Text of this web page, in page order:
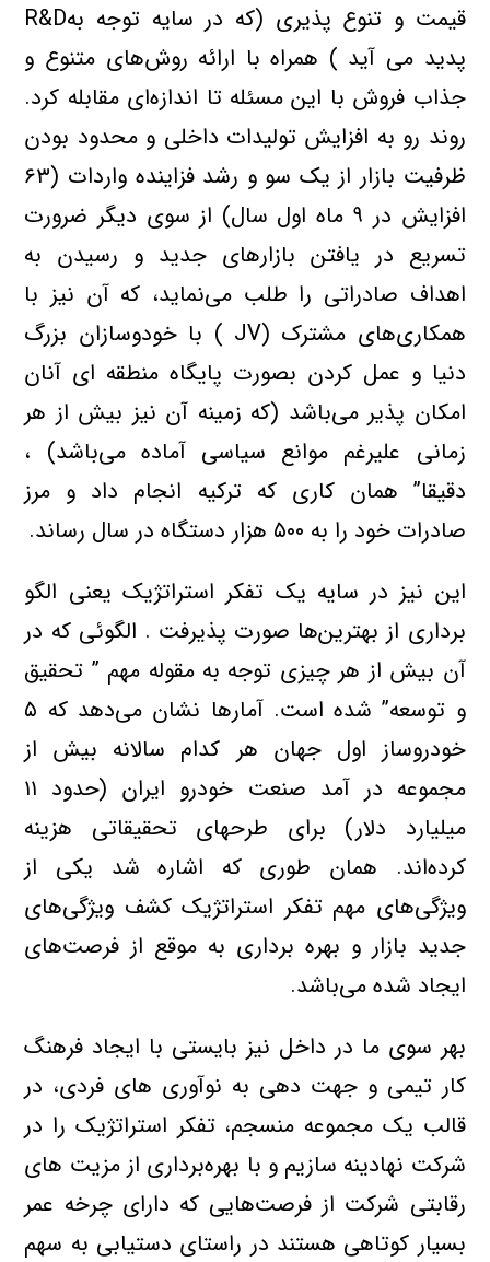
قیمت و تنوع پذیری (که در سایه توجه بهR&D
پدید می آید ) همراه با ارائه روش‌های متنوع و
جذاب فروش با این مسئله تا اندازه‌ای مقابله کرد.
روند رو به افزایش تولیدات داخلی و محدود بودن
ظرفیت بازار از یک سو و رشد فزاینده واردات (۶۳
افزایش در ۹ ماه اول سال) از سوی دیگر ضرورت
تسریع در یافتن بازارهای جدید و رسیدن به
اهداف صادراتی را طلب می‌نماید، که آن نیز با
همکاری‌های مشترک (JV ) با خودوسازان بزرگ
دنیا و عمل کردن بصورت پایگاه منطقه ای آنان
امکان پذیر می‌باشد (که زمینه آن نیز بیش از هر
زمانی علیرغم موانع سیاسی آماده می‌باشد) ،
دقیقا” همان کاری که ترکیه انجام داد و مرز
صادرات خود را به ۵۰۰ هزار دستگاه در سال رساند.
این نیز در سایه یک تفکر استراتژیک یعنی الگو
برداری از بهترین‌ها صورت پذیرفت . الگوئی که در
آن بیش از هر چیزی توجه به مقوله مهم ” تحقیق
و توسعه” شده است. آمارها نشان می‌دهد که ۵
خودروساز اول جهان هر کدام سالانه بیش از
مجموعه در آمد صنعت خودرو ایران (حدود ۱۱
میلیارد دلار) برای طرحهای تحقیقاتی هزینه
کرده‌اند. هما‌ن طوری که اشاره شد یکی از
ویژگی‌های مهم تفکر استراتژیک کشف ویژگی‌های
جدید بازار و بهره برداری به موقع از فرصت‌های
ایجاد شده می‌باشد.
بهر سوی ما در داخل نیز بایستی با ایجاد فرهنگ
کار تیمی و جهت دهی به نوآوری های فردی، در
قالب یک مجموعه منسجم، تفکر استراتژیک را در
شرکت نهادینه سازیم و با بهره‌برداری از مزیت های
رقابتی شرکت از فرصت‌هایی که دارای چرخه عمر
بسیار کوتاهی هستند در راستای دستیابی به سهم